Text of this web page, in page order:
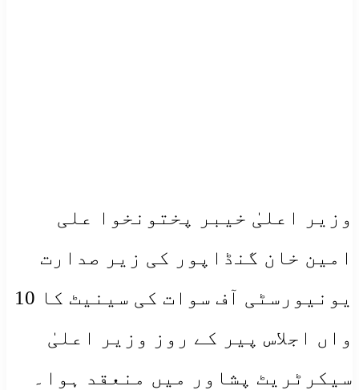
وزیر اعلیٰ خیبر پختونخوا علی
امین خان گنڈاپور کی زیر صدارت
یونیورسٹی آف سوات کی سینیٹ کا 10
واں اجلاس پیر کے روز وزیر اعلیٰ
سیکرٹریٹ پشاور میں منعقد ہوا۔